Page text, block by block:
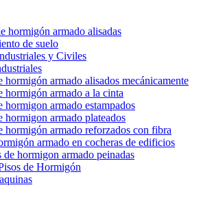
hormigón armado alisadas
de suelo
y Civiles
hormigón armado alisados mecánicamente
hormigón armado a la cinta
hormigon armado estampados
hormigon armado plateados
hormigón armado reforzados con fibra
armado en cocheras de edificios
de hormigon armado peinadas
de Hormigón